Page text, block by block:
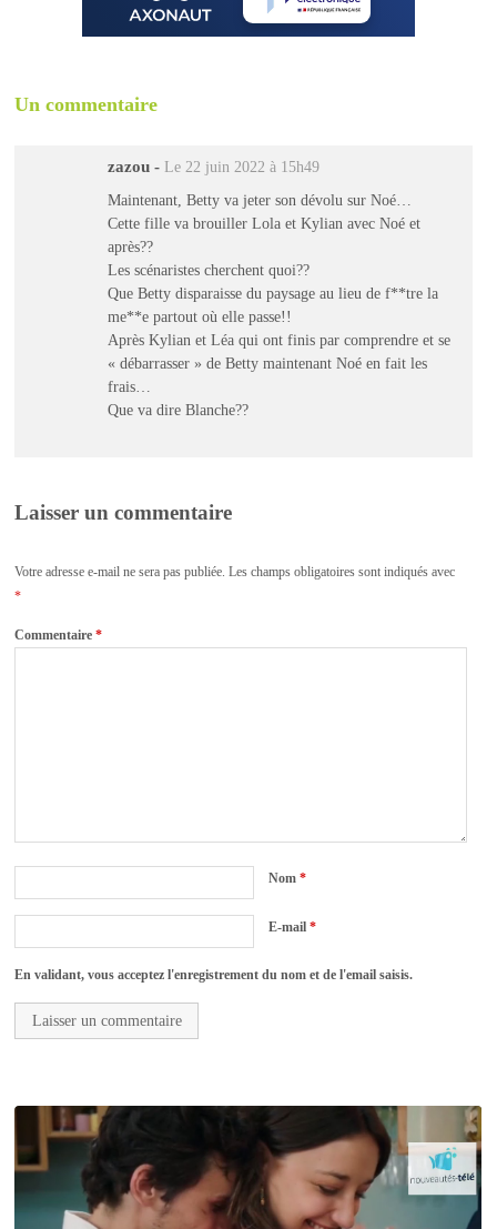
Un commentaire
zazou - Le 22 juin 2022 à 15h49
Maintenant, Betty va jeter son dévolu sur Noé…
Cette fille va brouiller Lola et Kylian avec Noé et
après??
Les scénaristes cherchent quoi??
Que Betty disparaisse du paysage au lieu de f**tre la
me**e partout où elle passe!!
Après Kylian et Léa qui ont finis par comprendre et se
« débarrasser » de Betty maintenant Noé en fait les
frais…
Que va dire Blanche??
Laisser un commentaire
Votre adresse e-mail ne sera pas publiée. Les champs obligatoires sont indiqués avec
*
Commentaire*
Nom*
E-mail*
En validant, vous acceptez l'enregistrement du nom et de l'email saisis.